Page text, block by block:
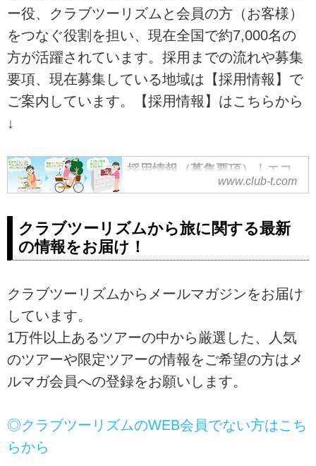
ー役、クラブツーリズムと会員の方（お客様）
をつなぐ役割を担い、現在全国で約7,000名の
方が活躍されています。採用までの流れや募集
要項、現在募集している地域は【採用情報】で
ご案内しています。【採用情報】はこちらから
↓
採用情報（募集要項）｜エコ
ースタッフ｜クラブツーリズ
クラブツーリズムでは、「旅の
友」の配送を通じて“健康づくり・
仲間づくり”に興味のある方を募集
www.club-t.com
クラブツーリズムから旅に関する最新
の情報をお届け！
クラブツーリズムからメールマガジンをお届け
しています。
1万件以上あるツアーの中から厳選した、人気
のツアーや限定ツアーの情報をご希望の方はメ
ルマガ会員への登録をお願いします。
◎クラブツーリズムのWEB会員でない方はこち
らから